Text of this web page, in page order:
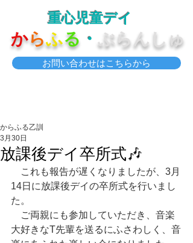
重心児童デイ
からふる ・ ぶらんしゅ
お問い合わせはこちらから
放課後デイ卒所式🎶
からふる乙訓
3月30日
これも報告が遅くなりましたが、3月
14日に放課後デイの卒所式を行いまし
た。
ご両親にも参加していただき、音楽
大好きなT先輩を送るにふさわしく、音